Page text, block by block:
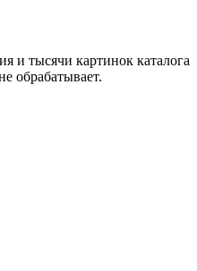
и тысячи картинок каталога
обрабатывает.